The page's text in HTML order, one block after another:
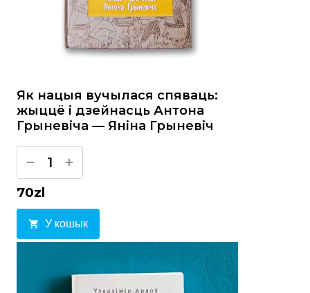
Як нацыя вучылася спяваць:
жыццё і дзейнасць Антона
Грыневіча — Яніна Грыневіч
1
70zl
У кошык